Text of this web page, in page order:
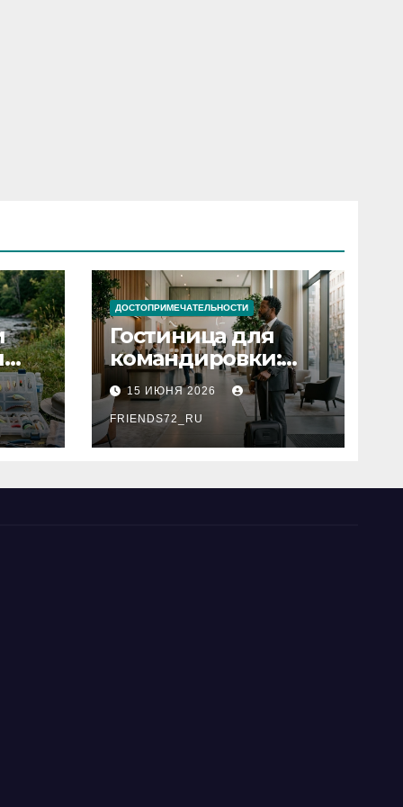
ДОСТОПРИМЕЧАТЕЛЬНОСТИ
Гостиница для
командировки:
основные
критерии выбора
15 ИЮНЯ 2026
FRIENDS72_RU